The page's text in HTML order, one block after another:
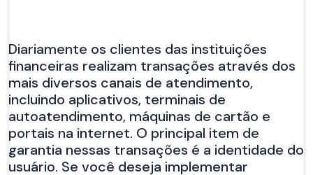
Diariamente os clientes das instituições
financeiras realizam transações através dos
mais diversos canais de atendimento,
incluindo aplicativos, terminais de
autoatendimento, máquinas de cartão e
portais na internet. O principal item de
garantia nessas transações é a identidade do
usuário. Se você deseja implementar